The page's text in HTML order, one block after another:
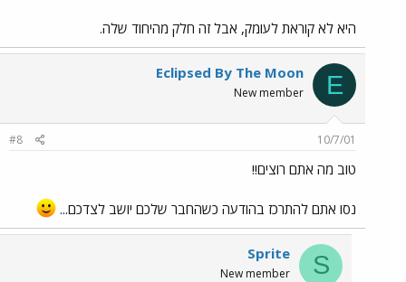
היא לא קוראת לעומק, אבל זה חלק מהיחוד שלה.
E
Eclipsed By The Moon
New member
10/7/01
#8
טוב מה אתם רוצים!!
נסו אתם להתרכז בהודעה כשהחבר שלכם יושב לצדכם...
S
Sprite
New member